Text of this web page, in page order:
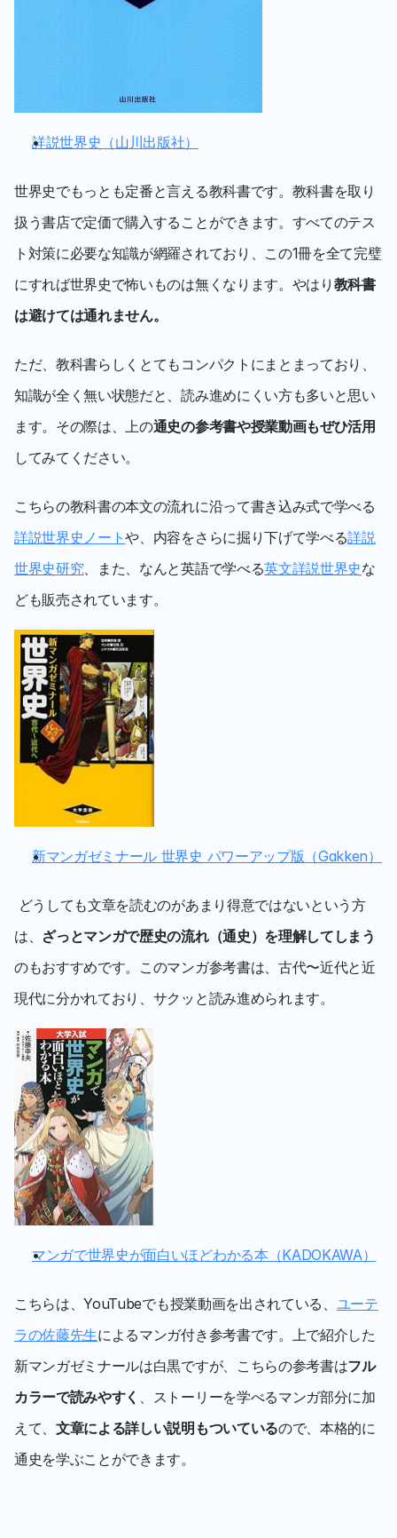
詳説世界史（山川出版社）
世界史でもっとも定番と言える教科書です。教科書を取り
扱う書店で定価で購入することができます。すべてのテス
ト対策に必要な知識が網羅されており、この1冊を全て完璧
にすれば世界史で怖いものは無くなります。やはり 教科書
は避けては通れません。
ただ、教科書らしくとてもコンパクトにまとまっており、
知識が全く無い状態だと、読み進めにくい方も多いと思い
ます。その際は、上の通史の参考書や授業動画もぜひ活用
してみてください。
こちらの教科書の本文の流れに沿って書き込み式で学べる
詳説世界史ノートや、内容をさらに掘り下げて学べる詳説
世界史研究、また、なんと英語で学べる英文詳説世界史な
ども販売されています。
新マンガゼミナール 世界史 パワーアップ版（Gakken）
どうしても文章を読むのがあまり得意ではないという方
は、 ざっとマンガで歴史の流れ（通史）を理解してしまう
のもおすすめです。このマンガ参考書は、古代〜近代と近
現代に分かれており、サクッと読み進められます。
マンガで世界史が面白いほどわかる本（KADOKAWA）
こちらは、YouTubeでも授業動画を出されている、 ユーテ
ラの佐藤先生によるマンガ付き参考書です。上で紹介した
新マンガゼミナールは白黒ですが、こちらの参考書はフル
カラーで読みやすく 、ストーリーを学べるマンガ部分に加
えて、文章による詳しい説明もついているので、本格的に
通史を学ぶことができます。